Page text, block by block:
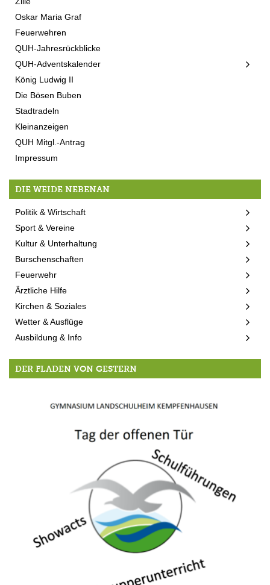
Oskar Maria Graf
Feuerwehren
QUH-Jahresrückblicke
QUH-Adventskalender
König Ludwig II
Die Bösen Buben
Stadtradeln
Kleinanzeigen
QUH Mitgl.-Antrag
Impressum
DIE WEIDE NEBENAN
Politik & Wirtschaft
Sport & Vereine
Kultur & Unterhaltung
Burschenschaften
Feuerwehr
Ärztliche Hilfe
Kirchen & Soziales
Wetter & Ausflüge
Ausbildung & Info
DER FLADEN VON GESTERN